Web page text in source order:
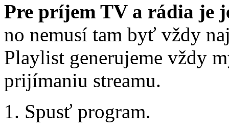
Pre príjem TV a rádia je
no nemusí tam byť vždy
Playlist generujeme vždy
prijímaniu streamu.
1. Spusť program.